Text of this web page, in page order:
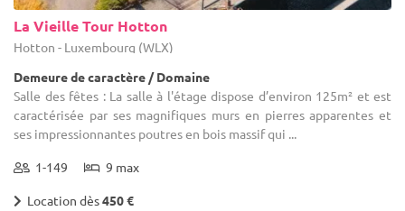
La Vieille Tour Hotton
Hotton - Luxembourg (WLX)
Demeure de caractère / Domaine
Salle des fêtes : La salle à l'étage dispose d’environ 125m² et est
caractérisée par ses magnifiques murs en pierres apparentes et
ses impressionnantes poutres en bois massif qui ...
1-149 9 max
Location dès450 €